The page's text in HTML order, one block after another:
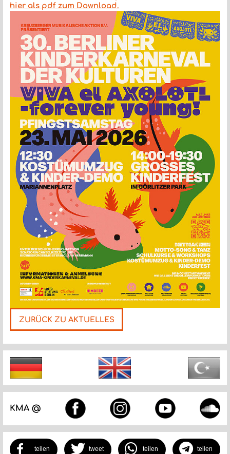
hier als pdf zum Download.
ZURÜCK ZU AKTUELLES
Nächste
teilen tweet teilen teilen
KMA @